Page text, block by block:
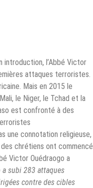
introduction, l’Abbé Victor
attaques terroristes.
Mais en 2015 le
le Niger, le Tchad et la
est confronté à des
une connotation religieuse,
chrétiens ont commencé
Victor Ouédraogo a
a subi 283 attaques
contre des cibles